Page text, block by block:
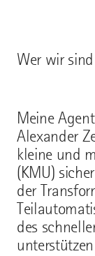
Wer wir
Meine
Alexander
kleine und
(KMU)
der
des